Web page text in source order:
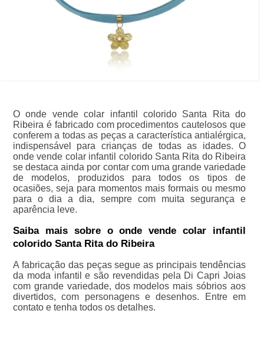
O onde vende colar infantil colorido Santa Rita do
Ribeira é fabricado com procedimentos cautelosos que
conferem a todas as peças a característica antialérgica,
indispensável para crianças de todas as idades. O
onde vende colar infantil colorido Santa Rita do Ribeira
se destaca ainda por contar com uma grande variedade
de modelos, produzidos para todos os tipos de
ocasiões, seja para momentos mais formais ou mesmo
para o dia a dia, sempre com muita segurança e
aparência leve.
Saiba mais sobre o onde vende colar infantil
colorido Santa Rita do Ribeira
A fabricação das peças segue as principais tendências
da moda infantil e são revendidas pela Di Capri Joias
com grande variedade, dos modelos mais sóbrios aos
divertidos, com personagens e desenhos. Entre em
contato e tenha todos os detalhes.